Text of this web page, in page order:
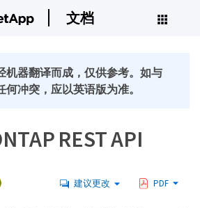
文档
机器翻译而成，仅供参考。如与
何冲突，应以英语版为准。
REST API
建议更改 PDF